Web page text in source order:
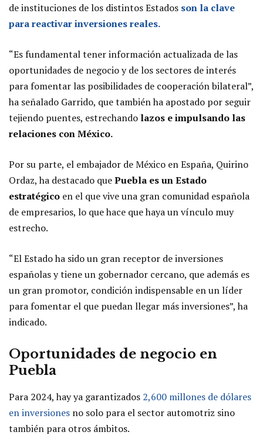
de instituciones de los distintos Estados son la clave
para reactivar inversiones reales.
“Es fundamental tener información actualizada de las
oportunidades de negocio y de los sectores de interés
para fomentar las posibilidades de cooperación bilateral”,
ha señalado Garrido, que también ha apostado por seguir
tejiendo puentes, estrechando lazos e impulsando las
relaciones con México.
Por su parte, el embajador de México en España, Quirino
Ordaz, ha destacado quePuebla es un Estado
estratégico en el que vive una gran comunidad española
de empresarios, lo que hace que haya un vínculo muy
estrecho.
“El Estado ha sido un gran receptor de inversiones
españolas y tiene un gobernador cercano, que además es
un gran promotor, condición indispensable en un líder
para fomentar el que puedan llegar más inversiones”, ha
indicado.
Oportunidades de negocio en
Puebla
Para 2024, hay ya garantizados 2,600 millones de dólares
en inversiones no solo para el sector automotriz sino
también para otros ámbitos.